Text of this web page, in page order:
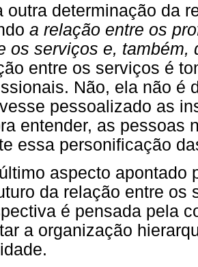
outra determinação da
a relação entre os
os serviços e, também,
entre os serviços é
Não, ela não é
pessoalizado as
entender, as pessoas
essa personificação
aspecto apontado
da relação entre os
é pensada pela
a organização